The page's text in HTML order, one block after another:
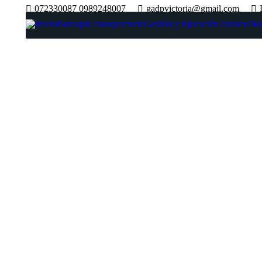
072330087 0989248007 gadpvictoria@gmail.com
InicioParroquiaTransparenciaGestión y EjecuciónTurismo